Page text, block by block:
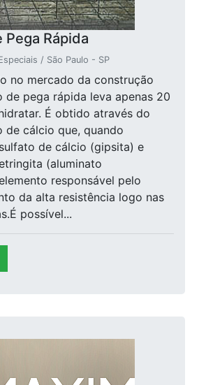
Rápida
/ São Paulo - SP
no mercado da construção
de pega rápida leva apenas 20
É obtido através do
de cálcio que, quando
de cálcio (gipsita) e
(aluminato
responsável pelo
da alta resistência logo nas
possível...